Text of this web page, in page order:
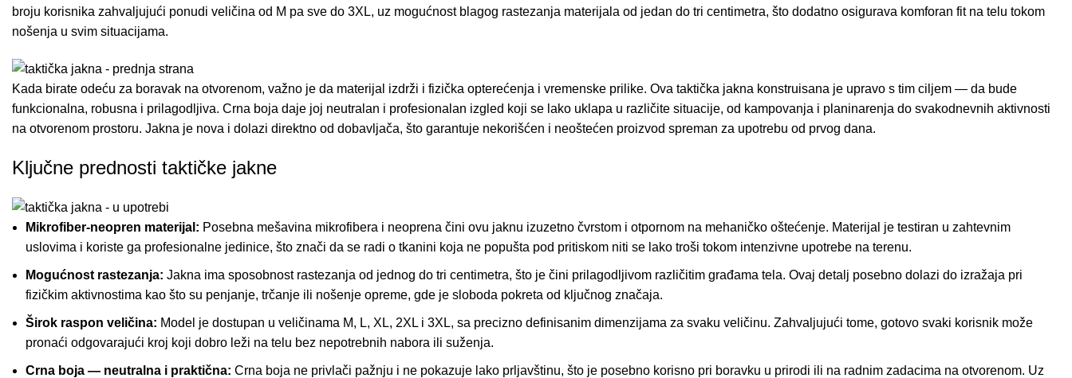
broju korisnika zahvaljujući ponudi veličina od M pa sve do 3XL, uz mogućnost blagog rastezanja materijala od jedan do tri centimetra, što dodatno osigurava komforan fit na telu tokom
nošenja u svim situacijama.
Kada birate odeću za boravak na otvorenom, važno je da materijal izdrži i fizička opterećenja i vremenske prilike. Ova taktička jakna konstruisana je upravo s tim ciljem — da bude
funkcionalna, robusna i prilagodljiva. Crna boja daje joj neutralan i profesionalan izgled koji se lako uklapa u različite situacije, od kampovanja i planinarenja do svakodnevnih aktivnosti
na otvorenom prostoru. Jakna je nova i dolazi direktno od dobavljača, što garantuje nekorišćen i neoštećen proizvod spreman za upotrebu od prvog dana.
Ključne prednosti taktičke jakne
Mikrofiber-neopren materijal: Posebna mešavina mikrofibera i neoprena čini ovu jaknu izuzetno čvrstom i otpornom na mehaničko oštećenje. Materijal je testiran u zahtevnim
uslovima i koriste ga profesionalne jedinice, što znači da se radi o tkanini koja ne popušta pod pritiskom niti se lako troši tokom intenzivne upotrebe na terenu.
Mogućnost rastezanja: Jakna ima sposobnost rastezanja od jednog do tri centimetra, što je čini prilagodljivom različitim građama tela. Ovaj detalj posebno dolazi do izražaja pri
fizičkim aktivnostima kao što su penjanje, trčanje ili nošenje opreme, gde je sloboda pokreta od ključnog značaja.
Širok raspon veličina: Model je dostupan u veličinama M, L, XL, 2XL i 3XL, sa precizno definisanim dimenzijama za svaku veličinu. Zahvaljujući tome, gotovo svaki korisnik može
pronaći odgovarajući kroj koji dobro leži na telu bez nepotrebnih nabora ili suženja.
Crna boja — neutralna i praktična: Crna boja ne privlači pažnju i ne pokazuje lako prljavštinu, što je posebno korisno pri boravku u prirodi ili na radnim zadacima na otvorenom. Uz